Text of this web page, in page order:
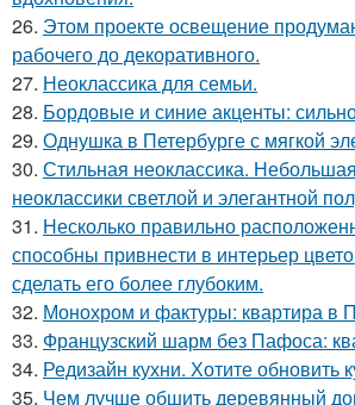
26. Этом проекте освещение
рабочего до декоративного.
27. Неоклассика для семьи.
28. Бордовые и синие акценты:
29. Однушка в Петербурге с мягкой
30. Стильная неоклассика.
неоклассики светлой и элегантной
31. Несколько правильно
способны привнести в интерьер
сделать его более глубоким.
32. Монохром и фактуры: квартира в
33. Французский шарм без Пафоса:
34. Редизайн кухни. Хотите обновить
35. Чем лучше обшить деревянный